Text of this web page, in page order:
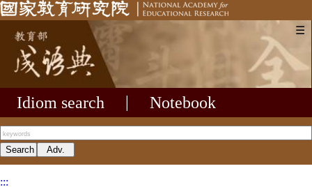
☰
Idiom search Notebook
:::